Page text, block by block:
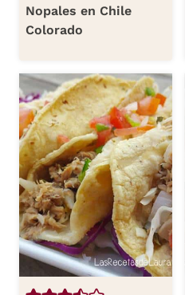
Nopales en Chile
Colorado